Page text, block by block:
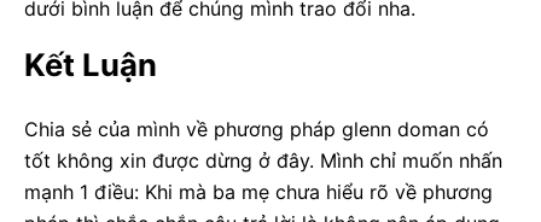
dưới bình luận để chúng mình trao đổi nha.
Kết Luận
Chia sẻ của mình về phương pháp glenn doman có
tốt không xin được dừng ở đây. Mình chỉ muốn nhấn
mạnh 1 điều: Khi mà ba mẹ chưa hiểu rõ về phương